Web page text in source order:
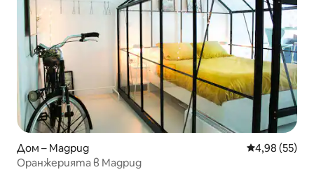
Дом – Мадрид Средна
4,98 (55)
Оранжерията в Мадрид